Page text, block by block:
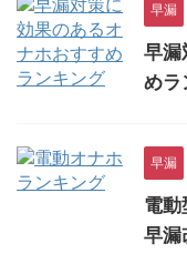
早漏
早漏
めラ
早漏
電動
早漏